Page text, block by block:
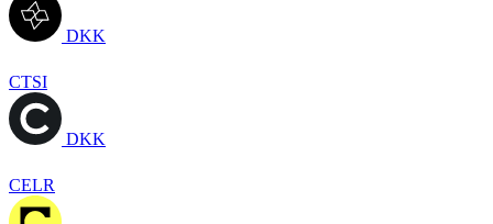
DKK
CTSI
DKK
CELR